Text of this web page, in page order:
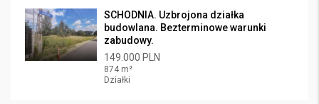
SCHODNIA. Uzbrojona działka
budowlana. Bezterminowe warunki
zabudowy.
149.000 PLN
874 m²
Działki